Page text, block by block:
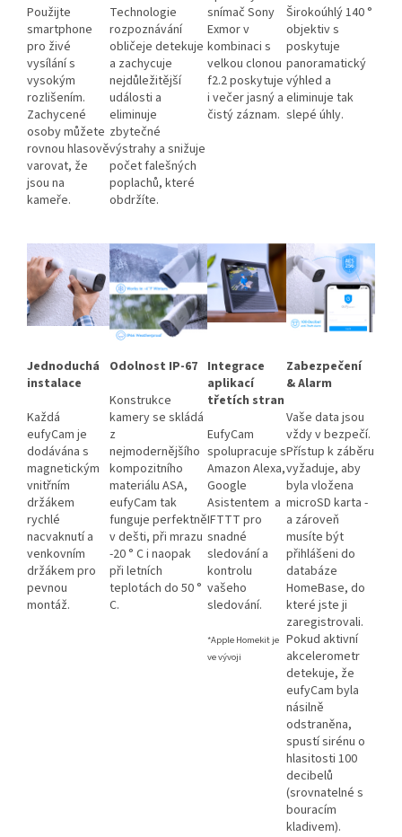
Použijte
smartphone
pro živé
vysílání s
vysokým
rozlišením.
Zachycené
osoby můžete
rovnou hlasově
varovat, že
jsou na
kameře.
Technologie
rozpoznávání
obličeje detekuje
a zachycuje
nejdůležitější
události a
eliminuje
zbytečné
výstrahy a snižuje
počet falešných
poplachů, které
obdržíte.
snímač Sony
Exmor v
kombinaci s
velkou clonou
f2.2 poskytuje
i večer jasný a
čistý záznam.
Širokoúhlý 140 °
objektiv s
poskytuje
panoramatický
výhled a
eliminuje tak
slepé úhly.
Jednoduchá
instalace
Každá
eufyCam je
dodávána s
magnetickým
vnitřním
držákem
rychlé
nacvaknutí a
venkovním
držákem pro
pevnou
montáž.
Odolnost IP-67
Konstrukce
kamery se skládá
z
nejmodernějšího
kompozitního
materiálu ASA,
eufyCam tak
funguje perfektně
v dešti, při mrazu
-20 ° C i naopak
při letních
teplotách do 50 °
C.
Integrace
aplikací
třetích stran
EufyCam
spolupracuje s
Amazon Alexa,
Google
Asistentem a
IFTTT pro
snadné
sledování a
kontrolu
vašeho
sledování.
*Apple Homekit je
ve vývoji
Zabezpečení
& Alarm
Vaše data jsou
vždy v bezpečí.
Přístup k záběru
vyžaduje, aby
byla vložena
microSD karta -
a zároveň
musíte být
přihlášeni do
databáze
HomeBase, do
které jste ji
zaregistrovali.
Pokud aktivní
akcelerometr
detekuje, že
eufyCam byla
násilně
odstraněna,
spustí sirénu o
hlasitosti 100
decibelů
(srovnatelné s
bouracím
kladivem).